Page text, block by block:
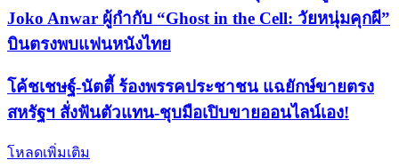
Joko Anwar ผู้กำกับ “Ghost in the Cell: วัยหนุ่มคุกผี”
บินตรงพบแฟนหนังไทย
​โค้ชเชษฐ์-นัตตี้ ร้องพรรคประชาชน แฉยักษ์ขายตรง
สหรัฐฯ สั่งฟันตัวแทน-ชุบมือเปิบขายออนไลน์เอง!
โหลดเพิ่มเติม